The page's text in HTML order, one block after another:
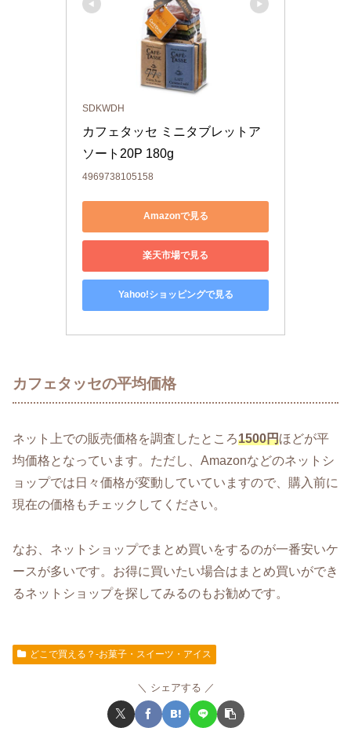
SDKWDH
カフェタッセ ミニタブレットア
ソート20P 180g
4969738105158
Amazonで見る
楽天市場で見る
Yahoo!ショッピングで見る
カフェタッセの平均価格
ネット上での販売価格を調査したところ1500円ほどが平
均価格となっています。ただし、Amazonなどのネットシ
ョップでは日々価格が変動していていますので、購入前に
現在の価格もチェックしてください。
なお、ネットショップでまとめ買いをするのが一番安いケ
ースが多いです。お得に買いたい場合はまとめ買いができ
るネットショップを探してみるのもお勧めです。
どこで買える？-お菓子・スイーツ・アイス
シェアする